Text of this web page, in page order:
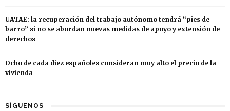
UATAE: la recuperación del trabajo autónomo tendrá “pies de
barro” si no se abordan nuevas medidas de apoyo y extensión de
derechos
Ocho de cada diez españoles consideran muy alto el precio de la
vivienda
SÍGUENOS